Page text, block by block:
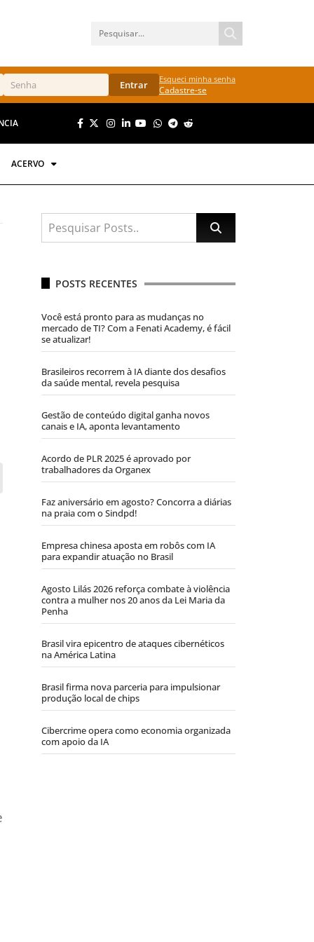
Entrar Esqueci minha senha
Cadastre-se
ACERVO
POSTS RECENTES
Você está pronto para as mudanças no
mercado de TI? Com a Fenati Academy, é fácil
se atualizar!
Brasileiros recorrem à IA diante dos desafios
da saúde mental, revela pesquisa
Gestão de conteúdo digital ganha novos
canais e IA, aponta levantamento
Acordo de PLR 2025 é aprovado por
trabalhadores da Organex
Faz aniversário em agosto? Concorra a diárias
na praia com o Sindpd!
Empresa chinesa aposta em robôs com IA
para expandir atuação no Brasil
Agosto Lilás 2026 reforça combate à violência
contra a mulher nos 20 anos da Lei Maria da
Penha
Brasil vira epicentro de ataques cibernéticos
na América Latina
Brasil firma nova parceria para impulsionar
produção local de chips
Cibercrime opera como economia organizada
com apoio da IA